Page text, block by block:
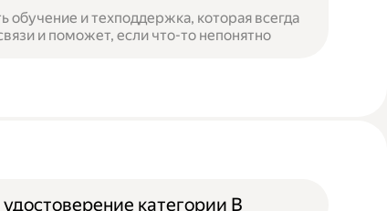
обучение и техподдержка, которая всегда
и поможет, если что-то непонятно
категории B